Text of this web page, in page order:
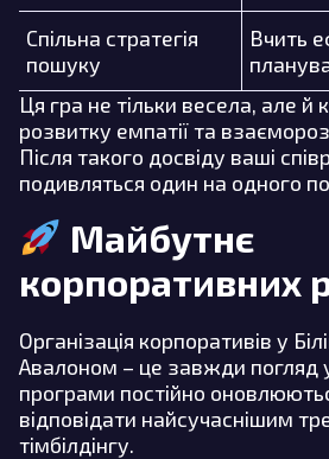
Спільна стратегія
пошуку
Вчить
Ця гра не тільки весела, але й
розвитку емпатії та
Після такого досвіду ваші
подивляться один на одного
Майбутнє
корпоративних
Організація корпоративів у
Авалоном – це завжди погляд
програми постійно
відповідати найсучаснішим
тімбілдінгу.